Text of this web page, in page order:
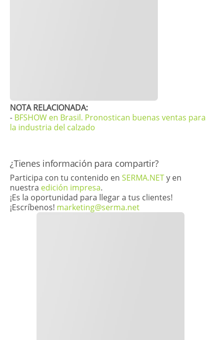
​​NOTA RELACIONADA:
- BFSHOW en Brasil. Pronostican buenas ventas para
la industria del calzado
​¿Tienes información para compartir?
Participa con tu contenido en SERMA.NETy en
nuestra edición impresa.
¡Es la oportunidad para llegar a tus clientes!
¡Escríbenos! marketing@serma.net